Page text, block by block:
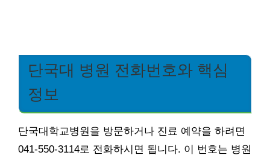
단국대 병원 전화번호와 핵심
정보
단국대학교병원을 방문하거나 진료 예약을 하려면
041-550-3114로 전화하시면 됩니다. 이 번호는 병원